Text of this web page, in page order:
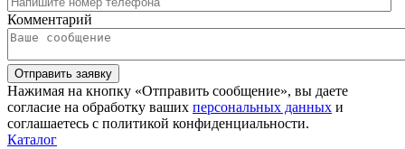
Комментарий
Отправить заявку
Нажимая на кнопку «Отправить сообщение», вы даете
согласие на обработку ваших персональных данных и
соглашаетесь с политикой конфиденциальности.
Каталог